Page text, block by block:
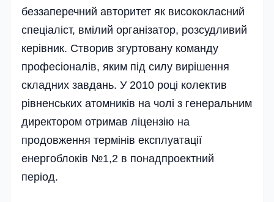
беззаперечний авторитет як висококласний
спеціаліст, вмілий організатор, розсудливий
керівник. Створив згуртовану команду
професіоналів, яким під силу вирішення
складних завдань. У 2010 році колектив
рівненських атомників на чолі з генеральним
директором отримав ліцензію на
продовження термінів експлуатації
енергоблоків №1,2 в понадпроектний
період.